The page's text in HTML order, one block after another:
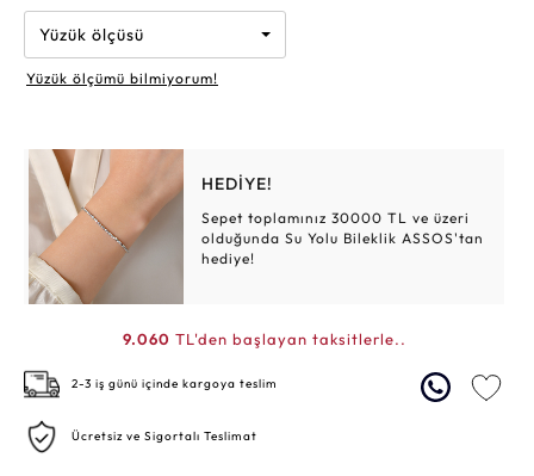
Yüzük ölçüsü
Yüzük ölçümü bilmiyorum!
HEDİYE!
Sepet toplamınız 30000 TL ve üzeri
olduğunda Su Yolu Bileklik ASSOS'tan
hediye!
9.060 TL'den başlayan taksitlerle..
2-3 iş günü içinde kargoya teslim
Ücretsiz ve Sigortalı Teslimat